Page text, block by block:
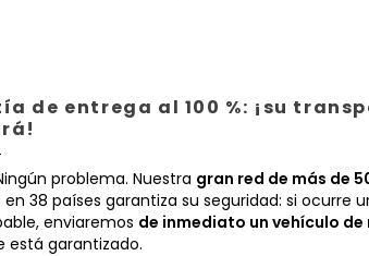
de entrega al 100 %: ¡su
problema. Nuestra gran red de más de
en 38 países garantiza su seguridad: si ocurre
enviaremos de inmediato un vehículo
está garantizado.